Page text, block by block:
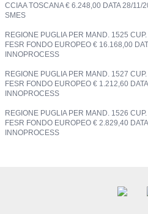
CCIAA TOSCANA € 6.248,00 DATA 28/11/
SMES
REGIONE PUGLIA PER MAND. 1525
FESR FONDO EUROPEO € 16.168,00
INNOPROCESS
REGIONE PUGLIA PER MAND. 1527
FESR FONDO EUROPEO € 1.212,60
INNOPROCESS
REGIONE PUGLIA PER MAND. 1526
FESR FONDO EUROPEO € 2.829,40
INNOPROCESS